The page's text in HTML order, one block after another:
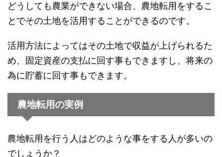
どうしても農業ができない場合、農地転用をするこ
とでその土地を活用することができるのです。
活用方法によってはその土地で収益が上げられるた
め、固定資産の支払に回す事もできますし、将来の
為に貯蓄に回す事もできます。
農地転用の実例
農地転用を行う人はどのような事をする人が多いの
でしょうか？